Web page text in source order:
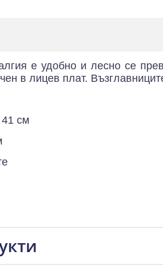
е удобно и лесно се
в лицев плат.
41 см